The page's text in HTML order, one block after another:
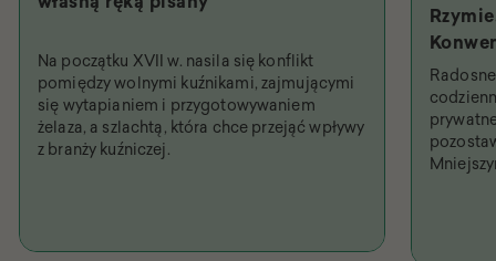
Na początku XVII w. nasila się konflikt
pomiędzy wolnymi kuźnikami, zajmującymi
się wytapianiem i przygotowywaniem
żelaza, a szlachtą, która chce przejąć wpływy
z branży kuźniczej.